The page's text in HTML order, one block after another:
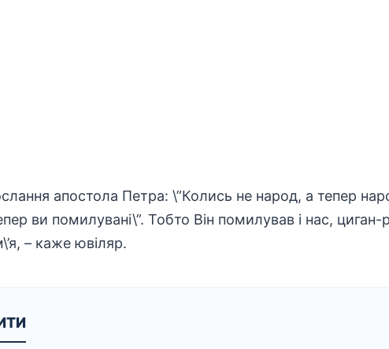
апостола Петра: \”Колись не народ, а тепер
ви помилувані\”. Тобто Він помилував і нас,
– каже ювіляр.